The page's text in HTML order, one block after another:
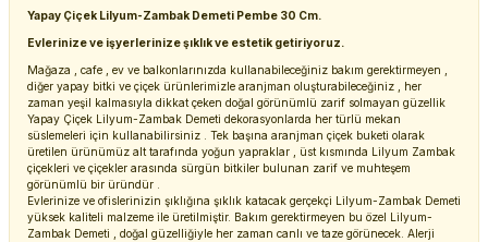
Yapay Çiçek Lilyum-Zambak Demeti Pembe 30 Cm.
Evlerinize ve işyerlerinize şıklık ve estetik getiriyoruz.
Mağaza , cafe , ev ve balkonlarınızda kullanabileceğiniz bakım gerektirmeyen ,
diğer yapay bitki ve çiçek ürünlerimizle aranjman oluşturabileceğiniz , her
zaman yeşil kalmasıyla dikkat çeken doğal görünümlü zarif solmayan güzellik
Yapay Çiçek Lilyum-Zambak Demeti dekorasyonlarda her türlü mekan
süslemeleri için kullanabilirsiniz . Tek başına aranjman çiçek buketi olarak
üretilen ürünümüz alt tarafında yoğun yapraklar , üst kısmında Lilyum Zambak
çiçekleri ve çiçekler arasında sürgün bitkiler bulunan zarif ve muhteşem
görünümlü bir üründür .
Evlerinize ve ofislerinizin şıklığına şıklık katacak gerçekçi Lilyum-Zambak Demeti
yüksek kaliteli malzeme ile üretilmiştir. Bakım gerektirmeyen bu özel Lilyum-
Zambak Demeti , doğal güzelliğiyle her zaman canlı ve taze görünecek. Alerji